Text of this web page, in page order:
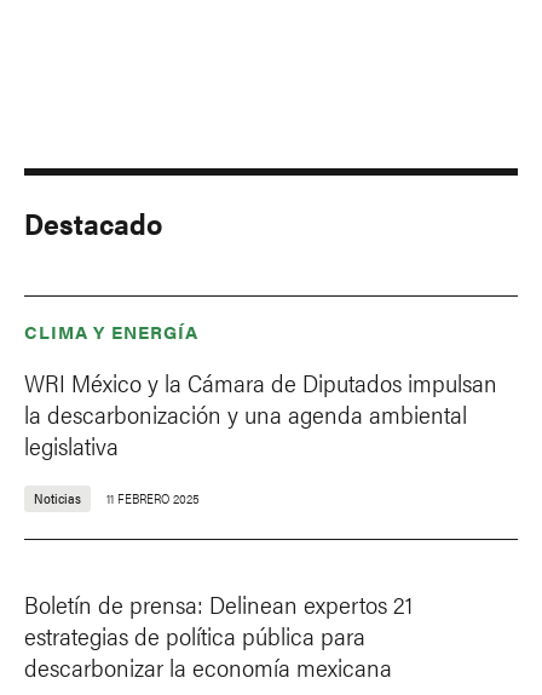
Destacado
CLIMA Y ENERGÍA
WRI México y la Cámara de Diputados impulsan
la descarbonización y una agenda ambiental
legislativa
Noticias 11 FEBRERO 2025
Boletín de prensa: Delinean expertos 21
estrategias de política pública para
descarbonizar la economía mexicana